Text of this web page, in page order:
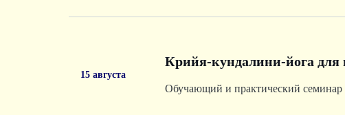
15 августа
Крийя-кундалини-йога
Обучающий и практический